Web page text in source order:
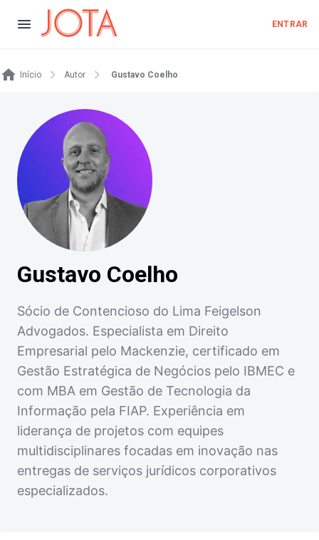
ENTRAR
Início Autor Gustavo Coelho
Gustavo Coelho
Sócio de Contencioso do Lima Feigelson
Advogados. Especialista em Direito
Empresarial pelo Mackenzie, certificado em
Gestão Estratégica de Negócios pelo IBMEC e
com MBA em Gestão de Tecnologia da
Informação pela FIAP. Experiência em
liderança de projetos com equipes
multidisciplinares focadas em inovação nas
entregas de serviços jurídicos corporativos
especializados.